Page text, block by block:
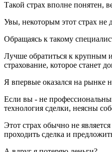
Такой страх вполне понятен,
Увы, некоторым этот страх не
Обращаясь к такому
Лучше обратиться к крупным
страхование, которое станет
Я впервые оказался на рынке
Если вы - не
технология сделки, неясны
Этот страх обычно не
проходить сделка и